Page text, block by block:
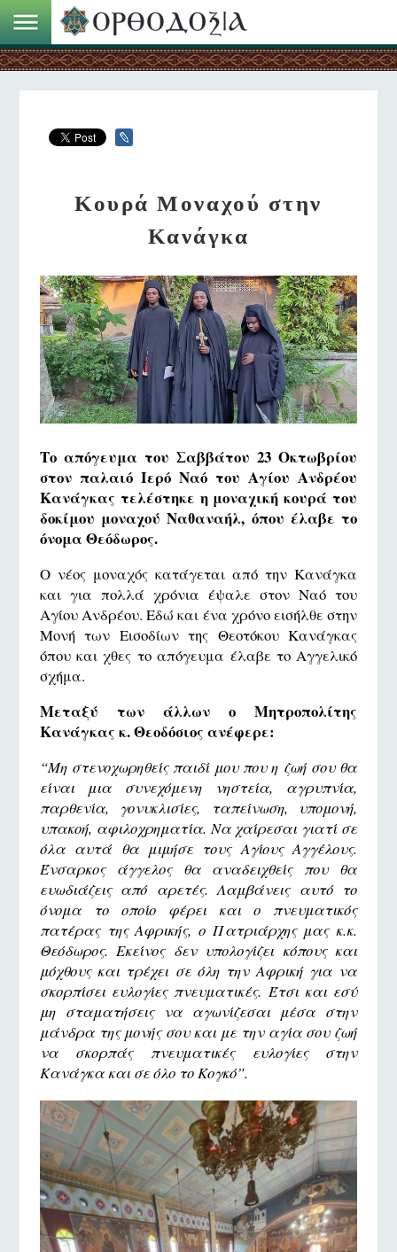
Κουρά Μοναχού στην
Κανάγκα
Το απόγευμα του Σαββάτου 23 Οκτωβρίου
στον παλαιό Ιερό Ναό του Αγίου Ανδρέου
Κανάγκας τελέστηκε η μοναχική κουρά του
δοκίμου μοναχού Ναθαναήλ, όπου έλαβε το
όνομα Θεόδωρος.
Ο νέος μοναχός κατάγεται από την Κανάγκα
και για πολλά χρόνια έψαλε στον Ναό του
Αγίου Ανδρέου. Εδώ και ένα χρόνο εισήλθε στην
Μονή των Εισοδίων της Θεοτόκου Κανάγκας
όπου και χθες το απόγευμα έλαβε το Αγγελικό
σχήμα.
Μεταξύ των άλλων ο Μητροπολίτης
Κανάγκας κ. Θεοδόσιος ανέφερε:
“Μη στενοχωρηθείς παιδί μου που η ζωή σου θα
είναι μια συνεχόμενη νηστεία, αγρυπνία,
παρθενία, γονυκλισίες, ταπείνωση, υπομονή,
υπακοή, αφιλοχρηματία. Να χαίρεσαι γιατί σε
όλα αυτά θα μιμήσε τους Αγίους Αγγέλους.
Ένσαρκος άγγελος θα αναδειχθείς που θα
ευωδιάζεις από αρετές. Λαμβάνεις αυτό το
όνομα το οποίο φέρει και ο πνευματικός
πατέρας της Αφρικής, ο Πατριάρχης μας κ.κ.
Θεόδωρος. Εκείνος δεν υπολογίζει κόπους και
μόχθους και τρέχει σε όλη την Αφρική για να
σκορπίσει ευλογίες πνευματικές. Έτσι και εσύ
μη σταματήσεις να αγωνίζεσαι μέσα στην
μάνδρα της μονής σου και με την αγία σου ζωή
να σκορπάς πνευματικές ευλογίες στην
Κανάγκα και σε όλο το Κογκό”.